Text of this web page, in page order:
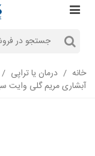
خانه / درمان یا تراپی /
آبشاری مریم گلی وایت